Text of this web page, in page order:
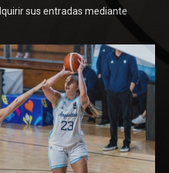
sus entradas mediante